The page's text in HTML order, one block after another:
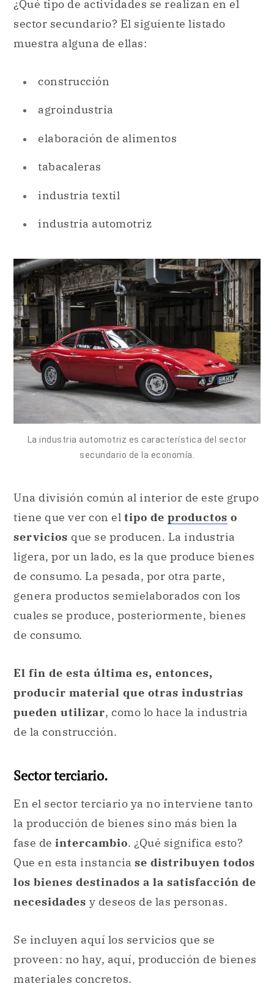
¿Qué tipo de actividades se realizan en el
sector secundario? El siguiente listado
muestra alguna de ellas:
construcción
agroindustria
elaboración de alimentos
tabacaleras
industria textil
industria automotriz
La industria automotriz es característica del sector
secundario de la economía.
Una división común al interior de este grupo
tiene que ver con el tipo de productos o
servicios que se producen. La industria
ligera, por un lado, es la que produce bienes
de consumo. La pesada, por otra parte,
genera productos semielaborados con los
cuales se produce, posteriormente, bienes
de consumo.
El fin de esta última es, entonces,
producir material que otras industrias
pueden utilizar, como lo hace la industria
de la construcción.
Sector terciario.
En el sector terciario ya no interviene tanto
la producción de bienes sino más bien la
fase de intercambio. ¿Qué significa esto?
Que en esta instancia se distribuyen todos
los bienes destinados a la satisfacción de
necesidades y deseos de las personas.
Se incluyen aquí los servicios que se
proveen: no hay, aquí, producción de bienes
materiales concretos.